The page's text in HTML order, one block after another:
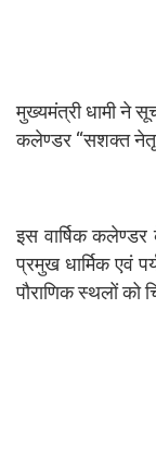
मुख्यमंत्री धामी ने
कलेण्डर ‘‘सशक्त
इस वार्षिक
प्रमुख धार्मिक एवं
पौराणिक स्थलों को